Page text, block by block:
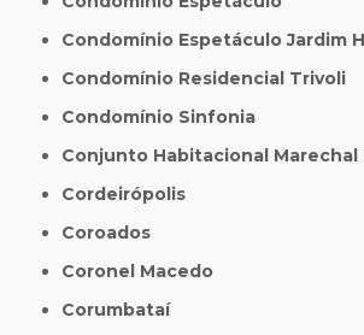
Condomínio Espetáculo Jardim
Condomínio Residencial Trivoli
Condomínio Sinfonia
Conjunto Habitacional
Cordeirópolis
Coroados
Coronel Macedo
Corumbataí